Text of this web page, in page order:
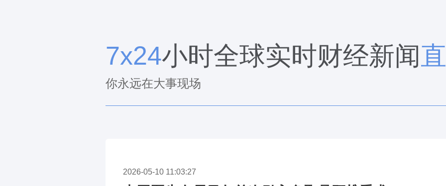
7x24小时全球实时财经新闻
你永远在大事现场
2026-05-10 11:03:27